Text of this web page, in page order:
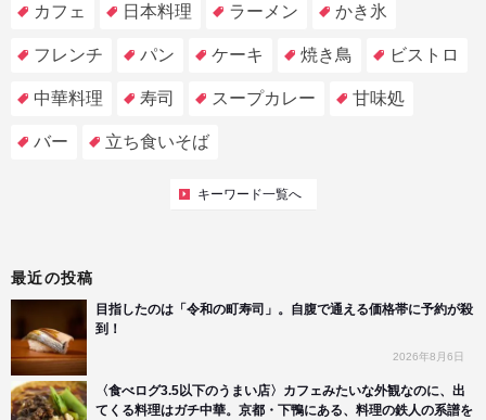
カフェ 日本料理 ラーメン かき氷
フレンチ パン ケーキ 焼き鳥 ビストロ
中華料理 寿司 スープカレー 甘味処
バー 立ち食いそば
キーワード一覧へ
最近の投稿
目指したのは「令和の町寿司」。自腹で通える価格帯に予約が殺
到！
2026年8月6日
〈食べログ3.5以下のうまい店〉カフェみたいな外観なのに、出
てくる料理はガチ中華。京都・下鴨にある、料理の鉄人の系譜を